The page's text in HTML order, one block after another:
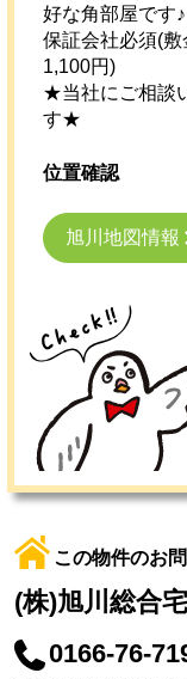
好な角部屋です♪
保証会社必須(
1,100円)
★当社にご相談
す★
位置確認
旭川地図情報
この物件のお
(株)旭川総合
0166-76-